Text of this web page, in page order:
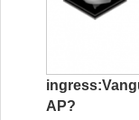
AP?